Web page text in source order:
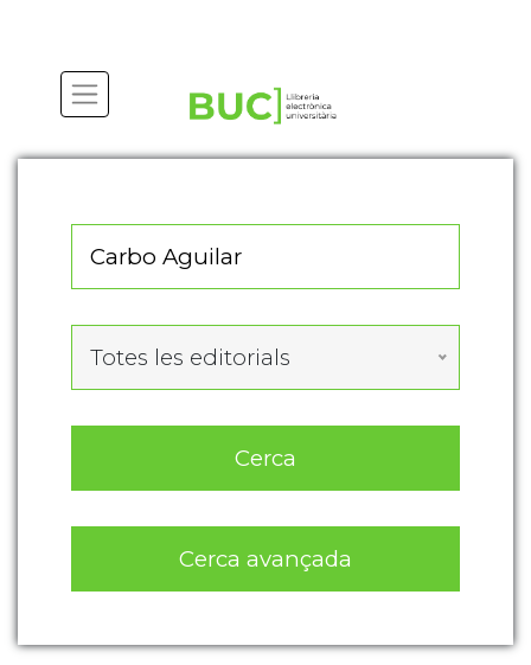
Totes les editorials
Cerca
Cerca avançada